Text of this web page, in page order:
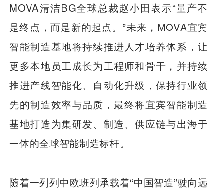
MOVA清洁BG全球总裁赵小田表示“量产不
是终点，而是新的起点。”未来，MOVA宜宾
智能制造基地将持续推进人才培养体系，让
更多本地员工成长为工程师和骨干，并持续
推进产线智能化、自动化升级，保持行业领
先的制造效率与品质，最终将宜宾智能制造
基地打造为集研发、制造、供应链与出海于
一体的全球智能制造标杆。
随着一列列中欧班列承载着“中国智造”驶向远